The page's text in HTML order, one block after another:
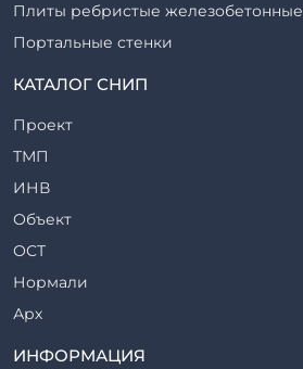
Плиты ребристые железобетонные
Портальные стенки
Прогоны железобетонные
Ригели железобетонные
Сваи железобетонные
Стеновые блоки
Стойки железобетонные
Столбы железобетонные
Закладные детали
Трубы железобетонные
Утяжелители железобетонные
КАТАЛОГ СНИП
Проект
ТМП
ИНВ
Объект
ОСТ
Нормали
Арх
ТР
ИНФОРМАЦИЯ